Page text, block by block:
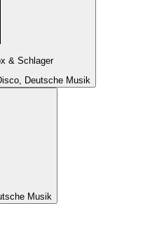
& Schlager
Deutsche Musik
Musik